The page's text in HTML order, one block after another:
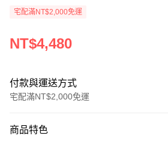
宅配滿NT$2,000免運
NT$4,480
付款與運送方式
宅配滿NT$2,000免運
信用卡一次付款
商品特色